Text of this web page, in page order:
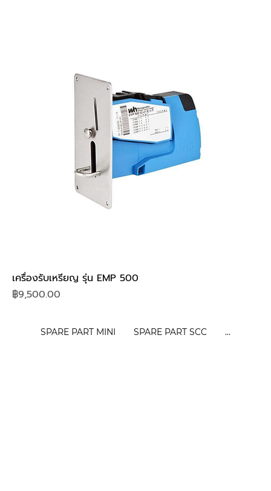
เครื่องรับเหรียญ รุ่น EMP 500
Price
฿9,500.00
SPARE PART MINI SPARE PART SCC ...